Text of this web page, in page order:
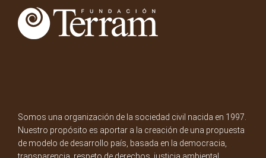
Somos una organización de la sociedad civil nacida en 1997.
Nuestro propósito es aportar a la creación de una propuesta
de modelo de desarrollo país, basada en la democracia,